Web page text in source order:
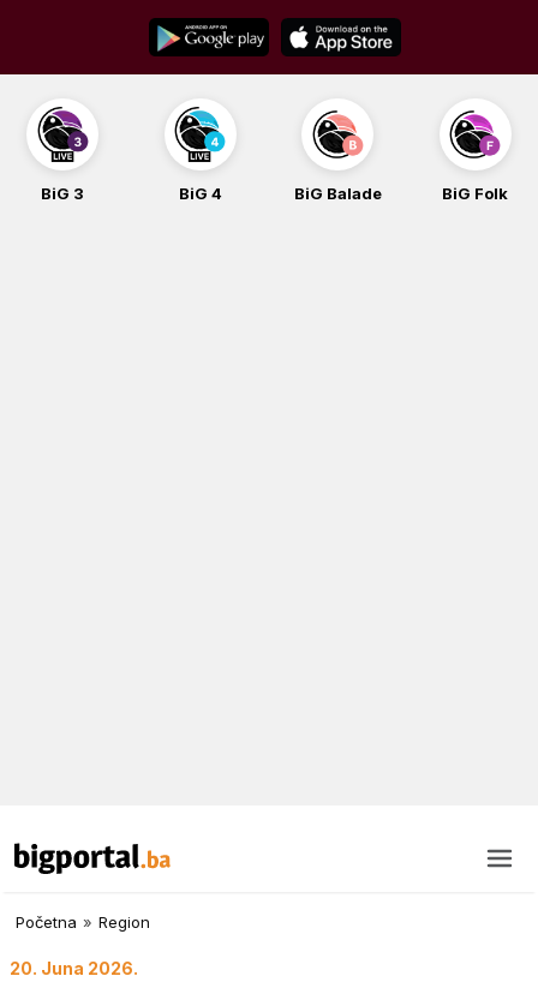
content
BiG 3 BiG 4 BiG Balade BiG Folk
Početna » Region
20. Juna 2026.